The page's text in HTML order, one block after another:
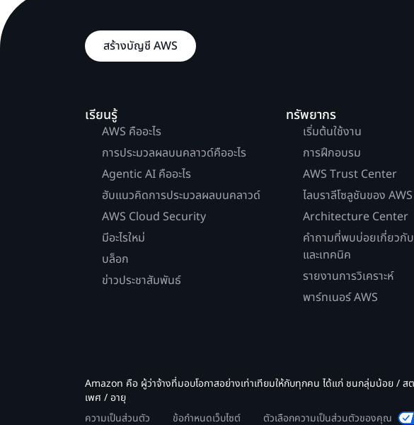
สร้างบัญชี AWS
เรียนรู้
AWS คืออะไร
การประมวลผลบนคลาวด์คืออะไร
Agentic AI คืออะไร
ฮับแนวคิดการประมวลผลบนคลาวด์
AWS Cloud Security
มีอะไรใหม่
บล็อก
ข่าวประชาสัมพันธ์
ทรัพยากร
เริ่มต้นใช้งาน
การฝึกอบรม
AWS Trust Center
ไลบราลีโซลูชันของ AWS
Architecture Center
คำถามที่พบบ่อยเกี่ยว
และเทคนิค
รายงานการวิเคราะห์
พาร์ทเนอร์ AWS
Amazon คือ ผู้ว่าจ้างที่มอบโอกาสอย่างเท่าเทียมให้กับทุกคน ได้แก่ ชนกลุ่มน้อย
เพศ / อายุ
ความเป็นส่วนตัว
ข้อกำหนดเว็บไซต์ ตัวเลือกความเป็นส่วนตัวของคุณ